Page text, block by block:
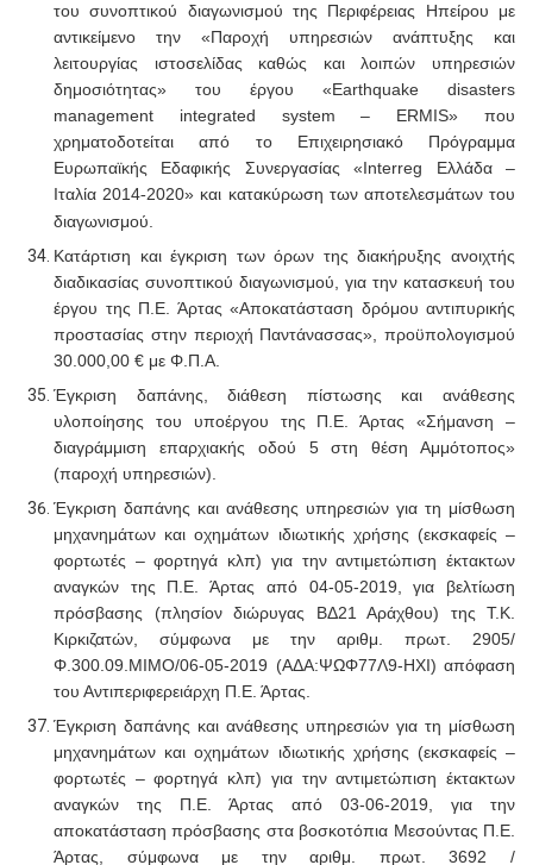
του συνοπτικού διαγωνισμού της Περιφέρειας Ηπείρου με
αντικείμενο την «Παροχή υπηρεσιών ανάπτυξης και
λειτουργίας ιστοσελίδας καθώς και λοιπών υπηρεσιών
δημοσιότητας» του έργου «Earthquake disasters
management integrated system – ERMIS» που
χρηματοδοτείται από το Επιχειρησιακό Πρόγραμμα
Ευρωπαϊκής Εδαφικής Συνεργασίας «Interreg Ελλάδα –
Ιταλία 2014‐2020» και κατακύρωση των αποτελεσμάτων του
διαγωνισμού.
Κατάρτιση και έγκριση των όρων της διακήρυξης ανοιχτής
διαδικασίας συνοπτικού διαγωνισμού, για την κατασκευή του
έργου της Π.Ε. Άρτας «Αποκατάσταση δρόμου αντιπυρικής
προστασίας στην περιοχή Παντάνασσας», προϋπολογισμού
30.000,00 € με Φ.Π.Α.
Έγκριση δαπάνης, διάθεση πίστωσης και ανάθεσης
υλοποίησης του υποέργου της Π.Ε. Άρτας «Σήμανση –
διαγράμμιση επαρχιακής οδού 5 στη θέση Αμμότοπος»
(παροχή υπηρεσιών).
Έγκριση δαπάνης και ανάθεσης υπηρεσιών για τη μίσθωση
μηχανημάτων και οχημάτων ιδιωτικής χρήσης (εκσκαφείς –
φορτωτές – φορτηγά κλπ) για την αντιμετώπιση έκτακτων
αναγκών της Π.Ε. Άρτας από 04-05-2019, για βελτίωση
πρόσβασης (πλησίον διώρυγας ΒΔ21 Αράχθου) της Τ.Κ.
Κιρκιζατών, σύμφωνα με την αριθμ. πρωτ. 2905/
Φ.300.09.ΜΙΜΟ/06-05-2019 (ΑΔΑ:ΨΩΦ77Λ9-ΗΧΙ) απόφαση
του Αντιπεριφερειάρχη Π.Ε. Άρτας.
Έγκριση δαπάνης και ανάθεσης υπηρεσιών για τη μίσθωση
μηχανημάτων και οχημάτων ιδιωτικής χρήσης (εκσκαφείς –
φορτωτές – φορτηγά κλπ) για την αντιμετώπιση έκτακτων
αναγκών της Π.Ε. Άρτας από 03-06-2019, για την
αποκατάσταση πρόσβασης στα βοσκοτόπια Μεσούντας Π.Ε.
Άρτας, σύμφωνα με την αριθμ. πρωτ. 3692 /